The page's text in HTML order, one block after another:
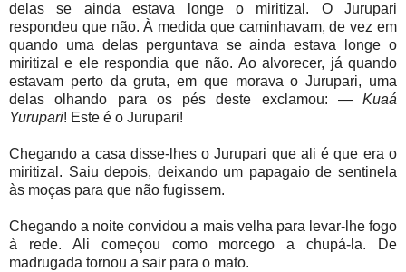
delas se ainda estava longe o miritizal. O Jurupari
respondeu que não. À medida que caminhavam, de vez em
quando uma delas perguntava se ainda estava longe o
miritizal e ele respondia que não. Ao alvorecer, já quando
estavam perto da gruta, em que morava o Jurupari, uma
delas olhando para os pés deste exclamou: — Kuaá
Yurupari! Este é o Jurupari!
Chegando a casa disse-lhes o Jurupari que ali é que era o
miritizal. Saiu depois, deixando um papagaio de sentinela
às moças para que não fugissem.
Chegando a noite convidou a mais velha para levar-lhe fogo
à rede. Ali começou como morcego a chupá-la. De
madrugada tornou a sair para o mato.